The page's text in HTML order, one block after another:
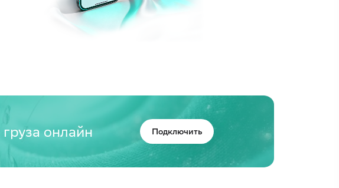
онлайн Подключить